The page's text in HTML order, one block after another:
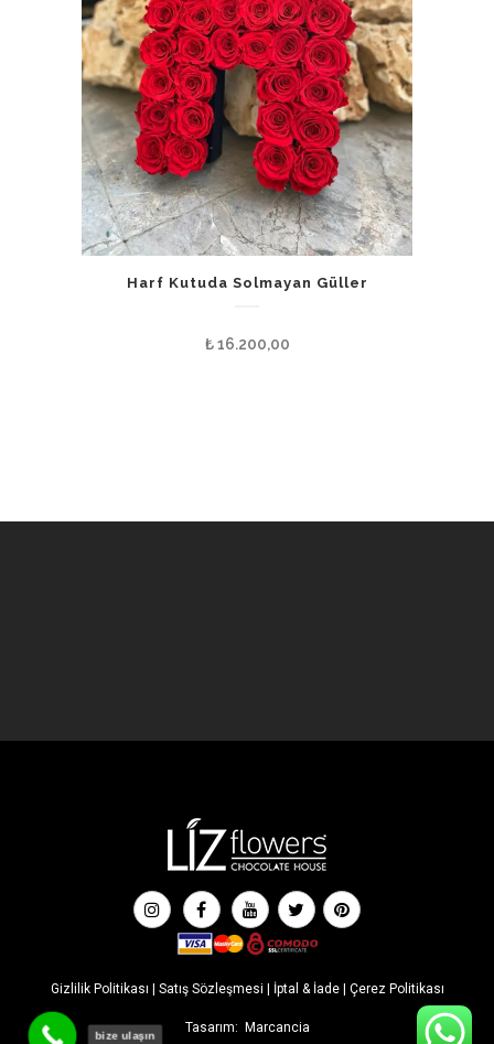
Harf Kutuda Solmayan Güller
₺16.200,00
Gizlilik Politikası | Satış Sözleşmesi | İptal & İade| Çerez Politikası
Tasarım: Marcancia
bize ulaşın